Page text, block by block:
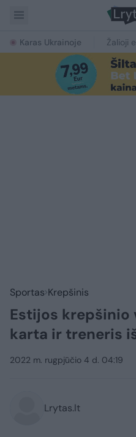
Karas Ukrainoje Žalioji
Sportas Krepšinis
Estijos
karta ir treneris
2022 m. rugpjūčio 4 d. 04:19
Lrytas.lt